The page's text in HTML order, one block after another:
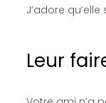
J’adore
Leur